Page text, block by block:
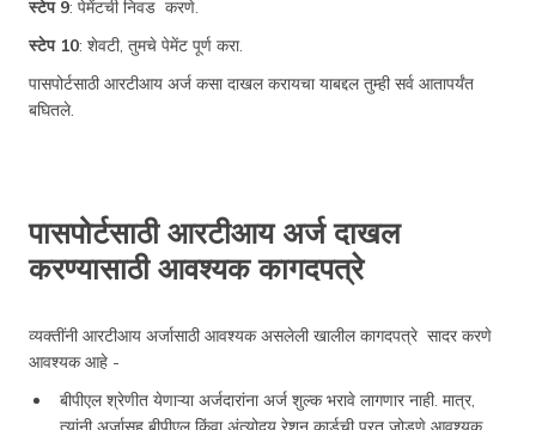
स्टेप 9: पेमेंटची निवड करणे.
स्टेप 10: शेवटी, तुमचे पेमेंट पूर्ण करा.
पासपोर्टसाठी आरटीआय अर्ज कसा दाखल करायचा याबद्दल तुम्ही सर्व आतापर्यंत
बघितले.
पासपोर्टसाठी आरटीआय अर्ज दाखल
करण्यासाठी आवश्यक कागदपत्रे
व्यक्तींनी आरटीआय अर्जासाठी आवश्यक असलेली खालील कागदपत्रे सादर करणे
आवश्यक आहे -
बीपीएल श्रेणीत येणाऱ्या अर्जदारांना अर्ज शुल्क भरावे लागणार नाही. मात्र,